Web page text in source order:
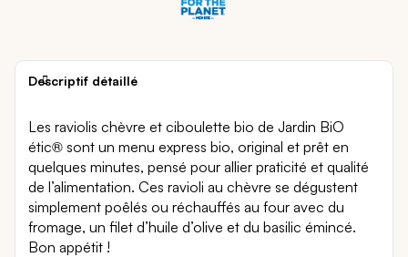
Descriptif détaillé
Les raviolis chèvre et ciboulette bio de Jardin BiO
étic® sont un menu express bio, original et prêt en
quelques minutes, pensé pour allier praticité et qualité
de l’alimentation. Ces ravioli au chèvre se dégustent
simplement poêlés ou réchauffés au four avec du
fromage, un filet d’huile d’olive et du basilic émincé.
Bon appétit !